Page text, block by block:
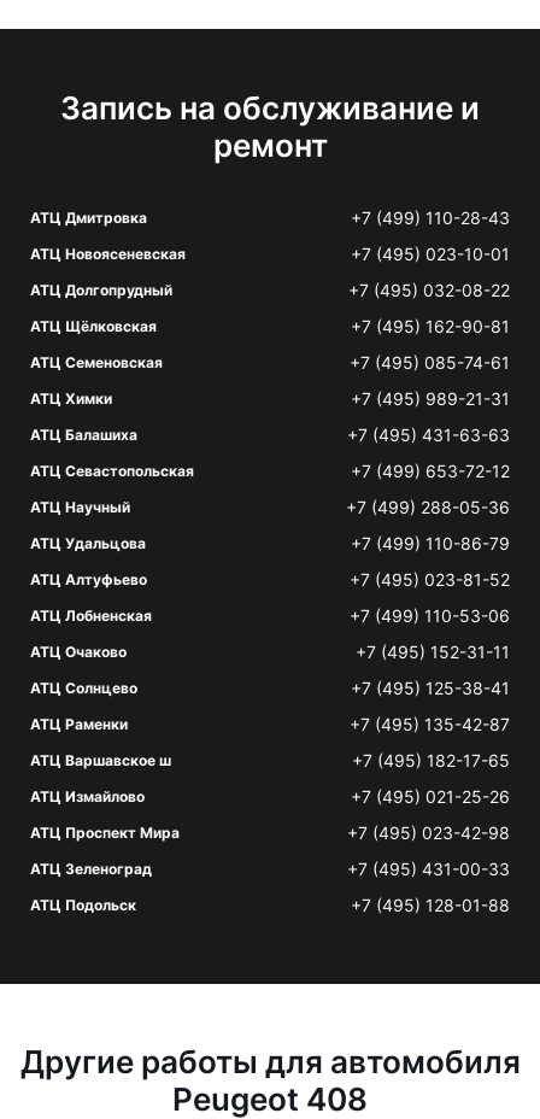
Запись на обслуживание и
ремонт
АТЦ Дмитровка +7 (499) 110-28-43
АТЦ Новоясеневская +7 (495) 023-10-01
АТЦ Долгопрудный +7 (495) 032-08-22
АТЦ Щёлковская +7 (495) 162-90-81
АТЦ Семеновская +7 (495) 085-74-61
АТЦ Химки +7 (495) 989-21-31
АТЦ Балашиха +7 (495) 431-63-63
АТЦ Севастопольская +7 (499) 653-72-12
АТЦ Научный +7 (499) 288-05-36
АТЦ Удальцова +7 (499) 110-86-79
АТЦ Алтуфьево +7 (495) 023-81-52
АТЦ Лобненская +7 (499) 110-53-06
АТЦ Очаково +7 (495) 152-31-11
АТЦ Солнцево +7 (495) 125-38-41
АТЦ Раменки +7 (495) 135-42-87
АТЦ Варшавское ш +7 (495) 182-17-65
АТЦ Измайлово +7 (495) 021-25-26
АТЦ Проспект Мира +7 (495) 023-42-98
АТЦ Зеленоград +7 (495) 431-00-33
АТЦ Подольск +7 (495) 128-01-88
Другие работы для автомобиля
Peugeot 408